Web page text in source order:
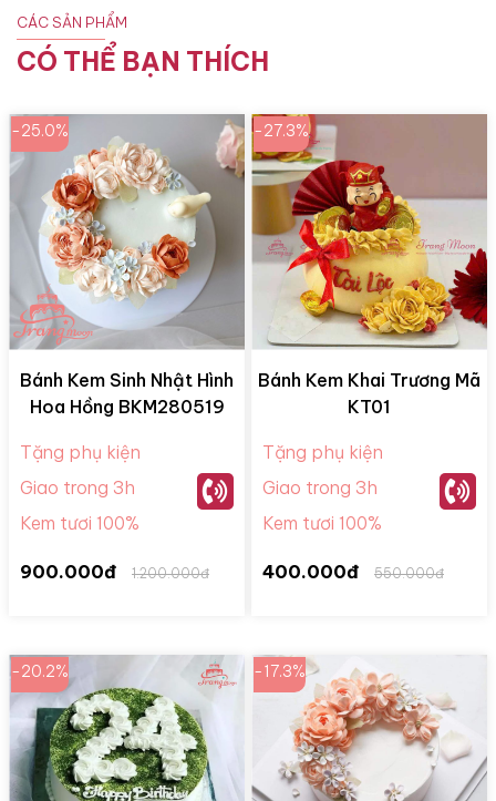
CÁC SẢN PHẨM
CÓ THỂ BẠN THÍCH
-25.0%
Bánh Kem Sinh Nhật Hình
Hoa Hồng BKM280519
Tặng phụ kiện
Giao trong 3h
Kem tươi 100%
900.000đ 1.200.000đ
-27.3%
Bánh Kem Khai Trương Mã
KT01
Tặng phụ kiện
Giao trong 3h
Kem tươi 100%
400.000đ 550.000đ
-20.2% -17.3%